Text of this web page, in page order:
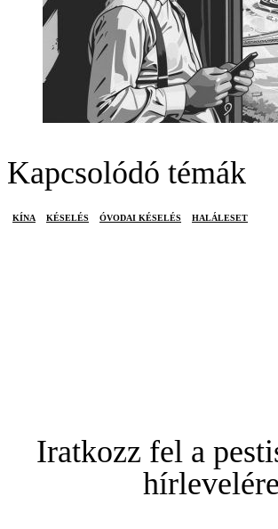
Kapcsolódó témák
KÍNA KÉSELÉS ÓVODAI KÉSELÉS HALÁLESET
Iratkozz fel a